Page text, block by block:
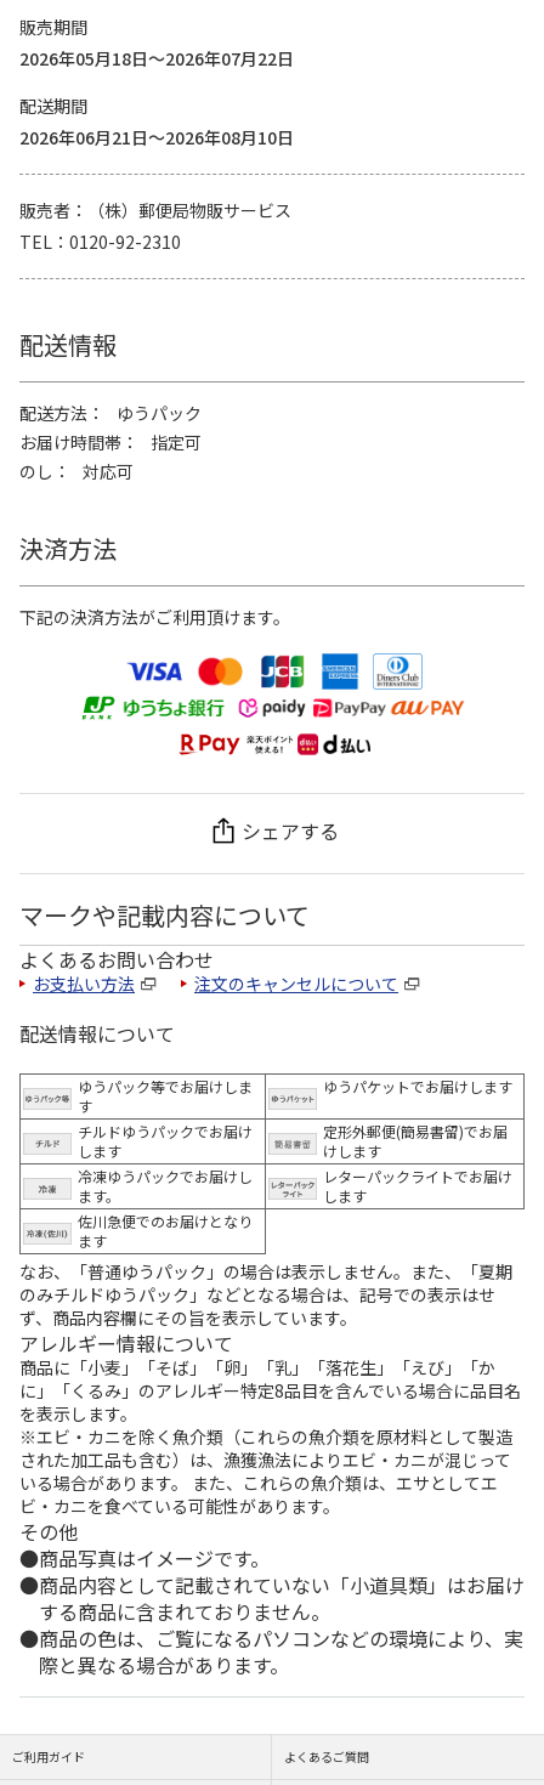
販売期間
2026年05月18日～2026年07月22日
配送期間
2026年06月21日～2026年08月10日
販売者
（株）郵便局物販サービス
TEL
0120-92-2310
配送情報
配送方法
ゆうパック
お届け時間帯
指定可
のし
対応可
決済方法
下記の決済方法がご利用頂けます。
シェアする
マークや記載内容について
よくあるお問い合わせ
お支払い方法 注文のキャンセルについて
配送情報について
ゆうパック等でお届けしま
す
ゆうパケットでお届けします
チルドゆうパックでお届け
します
定形外郵便(簡易書留)でお届
けします
冷凍ゆうパックでお届けし
ます。
レターパックライトでお届け
します
佐川急便でのお届けとなり
ます
なお、「普通ゆうパック」の場合は表示しません。また、「夏期
のみチルドゆうパック」などとなる場合は、記号での表示はせ
ず、商品内容欄にその旨を表示しています。
アレルギー情報について
商品に「小麦」「そば」「卵」「乳」「落花生」「えび」「か
に」「くるみ」のアレルギー特定8品目を含んでいる場合に品目名
を表示します。
※エビ・カニを除く魚介類（これらの魚介類を原材料として製造
された加工品も含む）は、漁獲漁法によりエビ・カニが混じって
いる場合があります。 また、これらの魚介類は、エサとしてエ
ビ・カニを食べている可能性があります。
その他
商品写真はイメージです。
商品内容として記載されていない「小道具類」はお届け
する商品に含まれておりません。
商品の色は、ご覧になるパソコンなどの環境により、実
際と異なる場合があります。
ご利用ガイド よくあるご質問